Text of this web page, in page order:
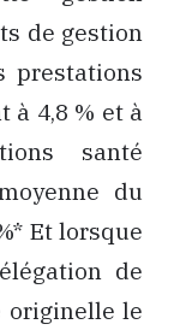
de gestion
prestations
à 4,8 % et à
santé
du
Et lorsque
de
originelle le